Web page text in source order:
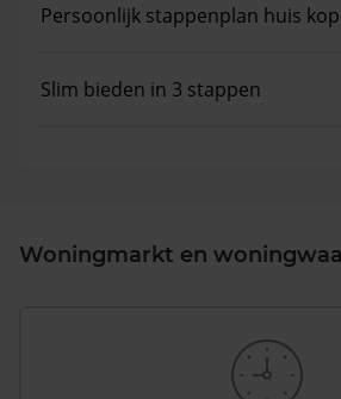
Persoonlijk stappenplan huis
Slim bieden in 3 stappen
Woningmarkt en